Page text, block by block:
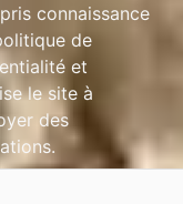
connaissance
de
et
le site à
des